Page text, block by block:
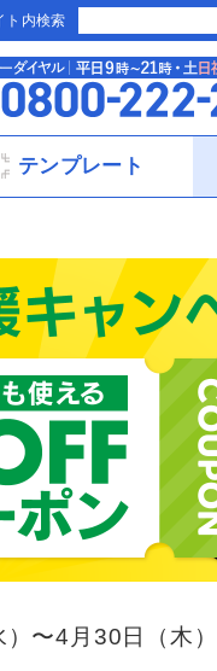
ト内検索
テンプレート
〜4月30日（木